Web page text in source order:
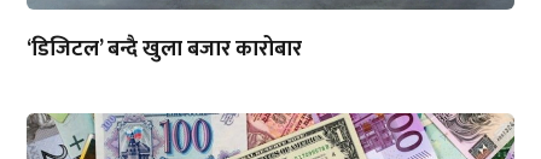
‘डिजिटल’ बन्दै खुला बजार कारोबार